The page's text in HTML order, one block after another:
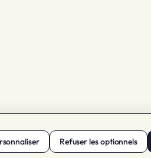
Conditions et confidentialitéCookies
Refuser les optionnels